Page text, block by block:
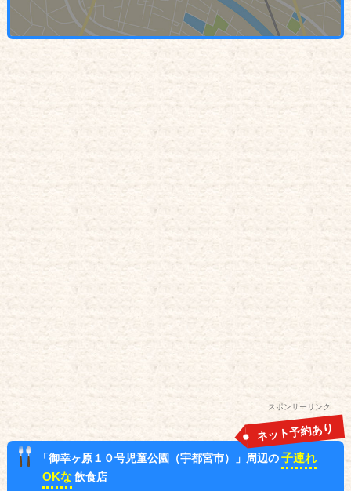
スポンサーリンク
「御幸ヶ原１０号児童公園（宇都宮市）」周辺の子連れ
OKな 飲食店
ネット予約あり